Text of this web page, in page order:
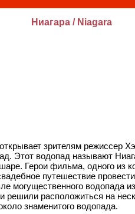
Ниагара / Niagara
зрителям режиссер
Этот водопад называют
Герои фильма, одного из
путешествие
могущественного водопада
решили расположиться на
знаменитого водопада.